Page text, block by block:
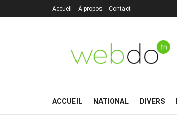
Accueil À propos Contact
ACCUEIL NATIONAL DIVERS